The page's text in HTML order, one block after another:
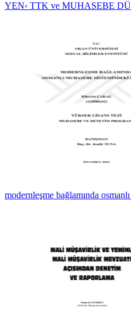
YEN‹ TTK ve MUHASEBE
modernleşme bağlamında